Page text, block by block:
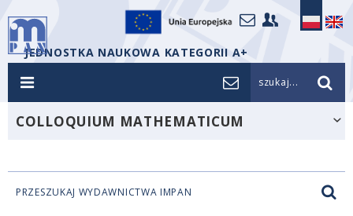
JEDNOSTKA NAUKOWA KATEGORII A+
szukaj...
COLLOQUIUM MATHEMATICUM
PRZESZUKAJ WYDAWNICTWA IMPAN